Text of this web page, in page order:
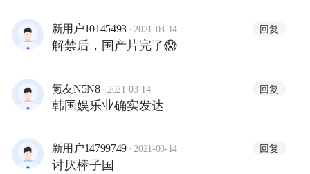
新用户10145493 · 2021-03-14 回复
解禁后，国产片完了😱
氪友N5N8 · 2021-03-14 回复
韩国娱乐业确实发达
新用户14799749 · 2021-03-14 回复
讨厌棒子国